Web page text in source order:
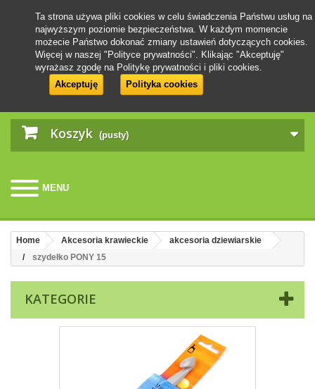
Koszyk (pusty)
MENU
Ta strona używa pliki cookies w celu świadczenia Państwu usług na
najwyższym poziomie bezpieczeństwa. W każdym momencie
możecie Państwo dokonać zmiany ustawień dotyczących cookies.
Więcej w naszej "Polityce prywatności". Klikając "Akceptuję"
wyrażasz zgodę na Politykę prywatności i pliki cookies.
Akceptuję
Polityka cookies
Home Akcesoria krawieckie
akcesoria dziewiarskie
szydełko PONY 15
KATEGORIE